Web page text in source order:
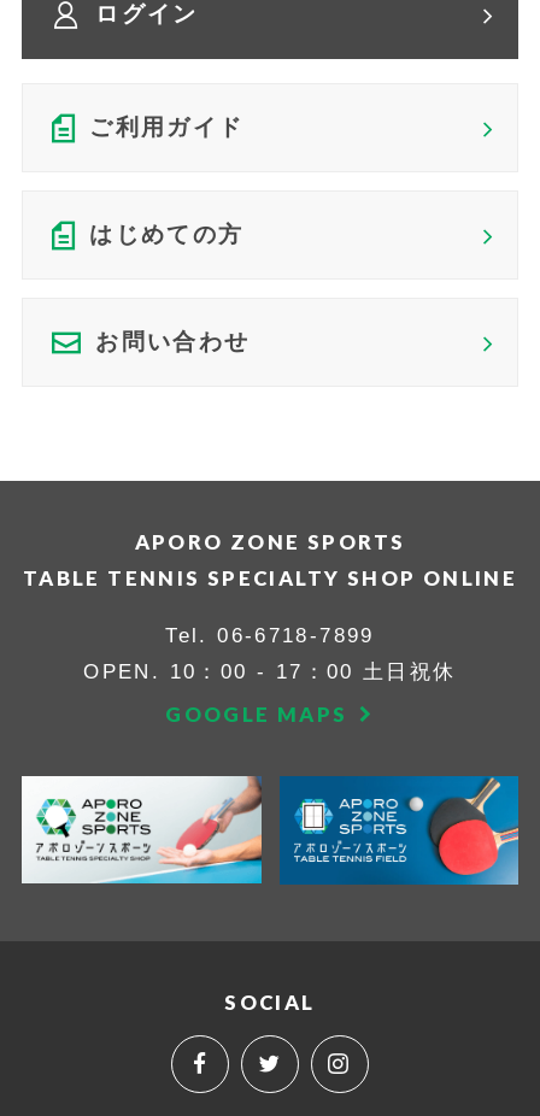
ログイン
ご利用ガイド
はじめての方
お問い合わせ
APORO ZONE SPORTS
TABLE TENNIS SPECIALTY SHOP ONLINE
Tel.06-6718-7899
OPEN. 10：00 - 17：00 土日祝休
GOOGLE MAPS
SOCIAL